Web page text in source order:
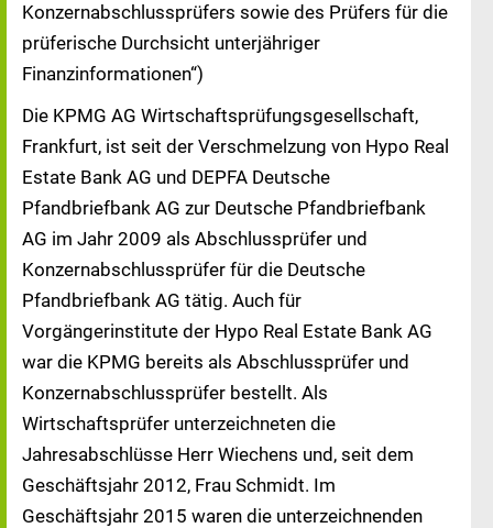
Konzernabschlussprüfers sowie des Prüfers für die
prüferische Durchsicht unterjähriger
Finanzinformationen“)
Die KPMG AG Wirtschaftsprüfungsgesellschaft,
Frankfurt, ist seit der Verschmelzung von Hypo Real
Estate Bank AG und DEPFA Deutsche
Pfandbriefbank AG zur Deutsche Pfandbriefbank
AG im Jahr 2009 als Abschlussprüfer und
Konzernabschlussprüfer für die Deutsche
Pfandbriefbank AG tätig. Auch für
Vorgängerinstitute der Hypo Real Estate Bank AG
war die KPMG bereits als Abschlussprüfer und
Konzernabschlussprüfer bestellt. Als
Wirtschaftsprüfer unterzeichneten die
Jahresabschlüsse Herr Wiechens und, seit dem
Geschäftsjahr 2012, Frau Schmidt. Im
Geschäftsjahr 2015 waren die unterzeichnenden